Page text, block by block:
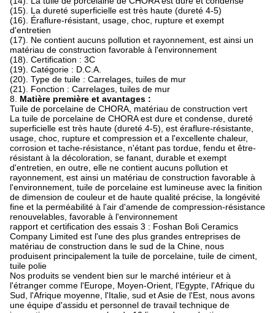
(15). La dureté superficielle est très haute (dureté 4-5)
(16). Éraflure-résistant, usage, choc, rupture et exempt
d'entretien
(17). Ne contient aucuns pollution et rayonnement, est ainsi un
matériau de construction favorable à l'environnement
(18). Certification : 3C
(19). Catégorie : D.C.A.
(20). Type de tuile : Carrelages, tuiles de mur
(21). Fonction : Carrelages, tuiles de mur
8. Matière première et avantages :
Tuile de porcelaine de CHORA, matériau de construction vert
La tuile de porcelaine de CHORA est dure et condense, dureté
superficielle est très haute (dureté 4-5), est éraflure-résistante,
usage, choc, rupture et compression et a l'excellente chaleur,
corrosion et tache-résistance, n'étant pas tordue, fendu et être-
résistant à la décoloration, se fanant, durable et exempt
d'entretien, en outre, elle ne contient aucuns pollution et
rayonnement, est ainsi un matériau de construction favorable à
l'environnement, tuile de porcelaine est lumineuse avec la finition
de dimension de couleur et de haute qualité précise, la longévité
fine et la perméabilité à l'air d'amende de compression-résistance
renouvelables, favorable à l'environnement
rapport et certification des essais 3 : Foshan Boli Ceramics
Company Limited est l'une des plus grandes entreprises de
matériau de construction dans le sud de la Chine, nous
produisent principalement la tuile de porcelaine, tuile de ciment,
tuile polie
Nos produits se vendent bien sur le marché intérieur et à
l'étranger comme l'Europe, Moyen-Orient, l'Egypte, l'Afrique du
Sud, l'Afrique moyenne, l'Italie, sud et Asie de l'Est, nous avons
une équipe d'assidu et personnel de travail technique de